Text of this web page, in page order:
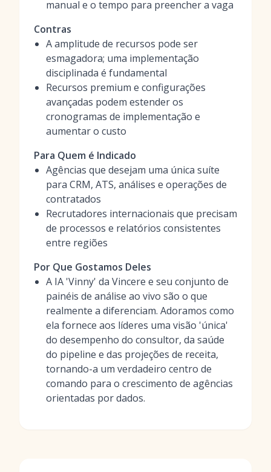
manual e o tempo para preencher a vaga
Contras
A amplitude de recursos pode ser
esmagadora; uma implementação
disciplinada é fundamental
Recursos premium e configurações
avançadas podem estender os
cronogramas de implementação e
aumentar o custo
Para Quem é Indicado
Agências que desejam uma única suíte
para CRM, ATS, análises e operações de
contratados
Recrutadores internacionais que precisam
de processos e relatórios consistentes
entre regiões
Por Que Gostamos Deles
A IA 'Vinny' da Vincere e seu conjunto de
painéis de análise ao vivo são o que
realmente a diferenciam. Adoramos como
ela fornece aos líderes uma visão 'única'
do desempenho do consultor, da saúde
do pipeline e das projeções de receita,
tornando-a um verdadeiro centro de
comando para o crescimento de agências
orientadas por dados.